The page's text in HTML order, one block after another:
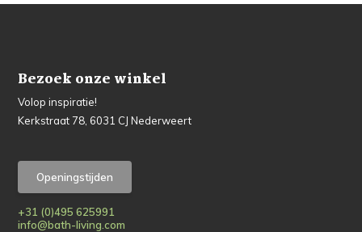
Bezoek onze winkel
Volop inspiratie!
Kerkstraat 78, 6031 CJ Nederweert
Openingstijden
+31 (0)495 625991
info@bath-living.com